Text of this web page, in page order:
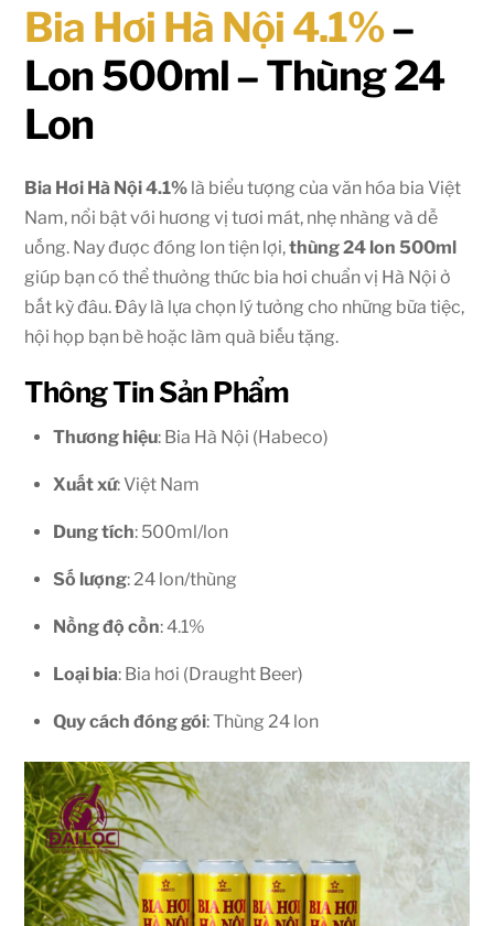
Bia Hơi Hà Nội 4.1%–
Lon 500ml – Thùng 24
Lon
Bia Hơi Hà Nội 4.1% là biểu tượng của văn hóa bia Việt
Nam, nổi bật với hương vị tươi mát, nhẹ nhàng và dễ
uống. Nay được đóng lon tiện lợi,thùng 24 lon 500ml
giúp bạn có thể thưởng thức bia hơi chuẩn vị Hà Nội ở
bất kỳ đâu. Đây là lựa chọn lý tưởng cho những bữa tiệc,
hội họp bạn bè hoặc làm quà biếu tặng.
Thông Tin Sản Phẩm
Thương hiệu: Bia Hà Nội (Habeco)
Xuất xứ: Việt Nam
Dung tích: 500ml/lon
Số lượng: 24 lon/thùng
Nồng độ cồn: 4.1%
Loại bia: Bia hơi (Draught Beer)
Quy cách đóng gói: Thùng 24 lon